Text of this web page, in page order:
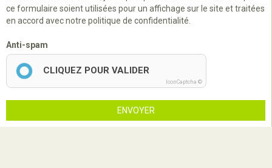
ce formulaire soient utilisées pour un affichage sur le site et traitées
en accord avec notre politique de confidentialité.
Anti-spam
CLIQUEZ POUR VALIDER
IconCaptcha ©
ENVOYER